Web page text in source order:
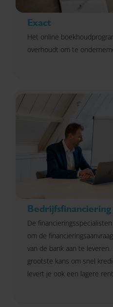
Exact
Het online
overhoudt om te
Bedrijfsfinanciering
De
om de
van de bank aan te
grootste kans om snel
levert je ook een lagere